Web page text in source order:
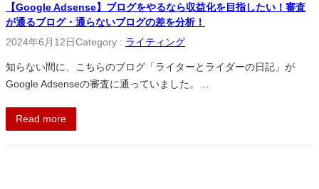
【Google Adsense】ブログをやるなら収益化を目指したい！審査
が通るブログ・通らないブログの差を分析！
2024年6月12日Category : ライティング
知らない間に、こちらのブログ「ライターとライダーの日記」が
Google Adsenseの審査に通っていました。…
Read more